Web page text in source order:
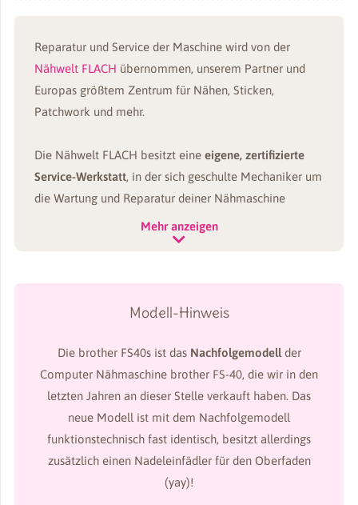
Reparatur und Service der Maschine wird von der
Nähwelt FLACH übernommen, unserem Partner und
Europas größtem Zentrum für Nähen, Sticken,
Patchwork und mehr.
Die Nähwelt FLACH besitzt eine eigene, zertifizierte
Service-Werkstatt, in der sich geschulte Mechaniker um
die Wartung und Reparatur deiner Nähmaschine
kümmern. Als zertifizierter Vertragspartner von Brother
können dort sämtliche Leistungen innerhalb der
Mehr anzeigen
Modell-Hinweis
Die brother FS40s ist das Nachfolgemodellder
Computer Nähmaschine brother FS-40, die wir in den
letzten Jahren an dieser Stelle verkauft haben. Das
neue Modell ist mit dem Nachfolgemodell
funktionstechnisch fast identisch, besitzt allerdings
zusätzlich einen Nadeleinfädler für den Oberfaden
(yay)!